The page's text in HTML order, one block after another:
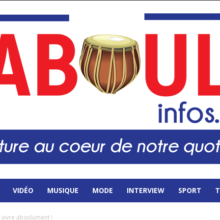
VIDÉO MUSIQUE MODE INTERVIEW SPORT
vivre absolument !